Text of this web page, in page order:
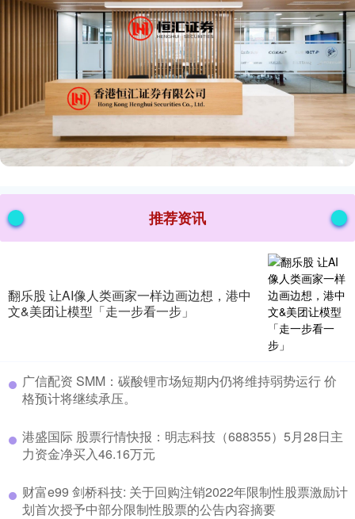
推荐资讯
翻乐股 让AI像人类画家一样边画边想，港中
文&美团让模型「走一步看一步」
​广信配资 SMM：碳酸锂市场短期内仍将维持弱势运行 价
格预计将继续承压。
​港盛国际 股票行情快报：明志科技（688355）5月28日主
力资金净买入46.16万元
​财富e99 剑桥科技: 关于回购注销2022年限制性股票激励计
划首次授予中部分限制性股票的公告内容摘要